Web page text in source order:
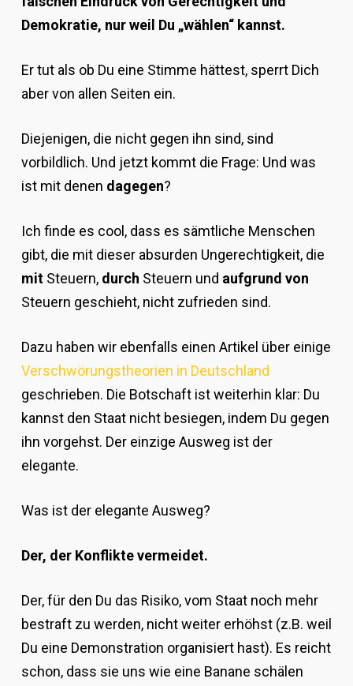
Demokratie, nur weil Du „wählen“ kannst.
Er tut als ob Du eine Stimme hättest, sperrt Dich
aber von allen Seiten ein.
Diejenigen, die nicht gegen ihn sind, sind
vorbildlich. Und jetzt kommt die Frage: Und was
ist mit denen dagegen?
Ich finde es cool, dass es sämtliche Menschen
gibt, die mit dieser absurden Ungerechtigkeit, die
mitSteuern, durch Steuern und aufgrund von
Steuern geschieht, nicht zufrieden sind.
Dazu haben wir ebenfalls einen Artikel über einige
Verschwörungstheorien in Deutschland
geschrieben. Die Botschaft ist weiterhin klar: Du
kannst den Staat nicht besiegen, indem Du gegen
ihn vorgehst. Der einzige Ausweg ist der
elegante.
Was ist der elegante Ausweg?
Der, der Konflikte vermeidet.
Der, für den Du das Risiko, vom Staat noch mehr
bestraft zu werden, nicht weiter erhöhst (z.B. weil
Du eine Demonstration organisiert hast). Es reicht
schon, dass sie uns wie eine Banane schälen